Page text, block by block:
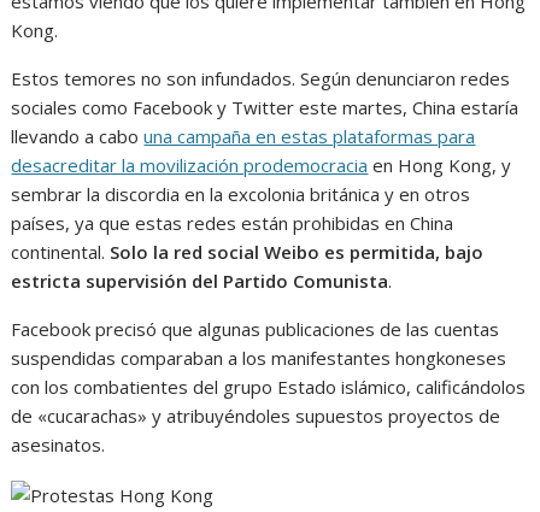
Kong.
Estos temores no son infundados. Según denunciaron redes
sociales como Facebook y Twitter este martes, China estaría
llevando a cabouna campaña en estas plataformas para
desacreditar la movilización prodemocracia en Hong Kong, y
sembrar la discordia en la excolonia británica y en otros
países, ya que estas redes están prohibidas en China
continental. Solo la red social Weibo es permitida, bajo
estricta supervisión del Partido Comunista.
Facebook precisó que algunas publicaciones de las cuentas
suspendidas comparaban a los manifestantes hongkoneses
con los combatientes del grupo Estado islámico, calificándolos
de «cucarachas» y atribuyéndoles supuestos proyectos de
asesinatos.